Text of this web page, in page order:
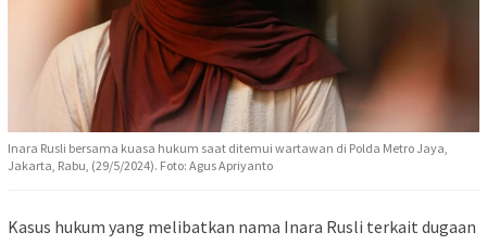
Inara Rusli bersama kuasa hukum saat ditemui wartawan di Polda Metro Jaya,
Jakarta, Rabu, (29/5/2024). Foto: Agus Apriyanto
Kasus hukum yang melibatkan nama Inara Rusli terkait dugaan